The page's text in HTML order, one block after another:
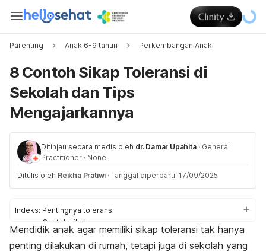
Parenting Anak 6-9 tahun Perkembangan Anak
8 Contoh Sikap Toleransi di
Sekolah dan Tips
Mengajarkannya
Ditinjau secara medis oleh dr. Damar Upahita · General
Practitioner · None
Ditulis oleh Reikha Pratiwi · Tanggal diperbarui 17/09/2025
Indeks: Pentingnya toleransi
Contoh sikap
Cara mengajarkan
Mendidik anak agar memiliki sikap toleransi tak hanya
penting dilakukan di rumah, tetapi juga di sekolah yang